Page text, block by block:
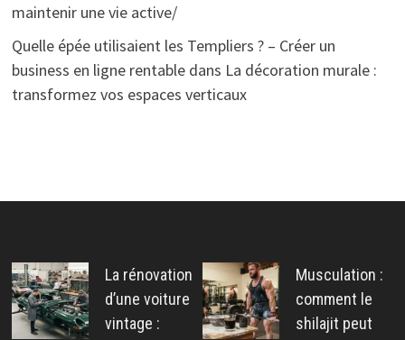
maintenir une vie active/
Quelle épée utilisaient les Templiers ? – Créer un
business en ligne rentabledans La décoration murale :
transformez vos espaces verticaux
La rénovation
d’une voiture
vintage :
Musculation :
comment le
shilajit peut